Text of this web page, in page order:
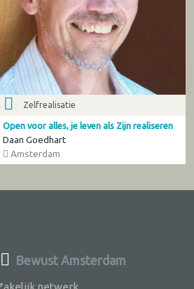
Zelfrealisatie
Open voor alles, je leven als Zijn realiseren
Daan Goedhart
Amsterdam
Bewust Amsterdam
netwerk